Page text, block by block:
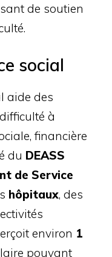
de soutien
social
aide des
à
financière
du DEASS
de Service
hôpitaux, des
environ 1
pouvant